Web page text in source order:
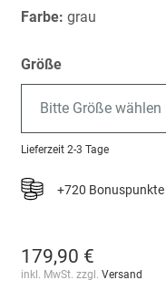
Farbe: grau
Größe
Bitte Größe wählen
Lieferzeit 2-3 Tage
+720 Bonuspunkte
179,90 €
inkl. MwSt. zzgl. Versand